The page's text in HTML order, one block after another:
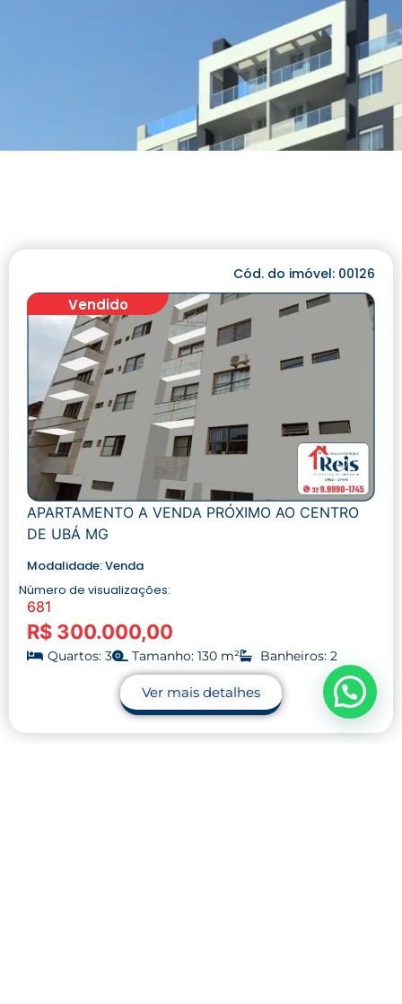
Cód. do imóvel: 00126
Vendido
APARTAMENTO A VENDA PRÓXIMO AO CENTRO
DE UBÁ MG
Modalidade:Venda
Número de visualizações:
681
R$ 300.000,00
Quartos: 3 Tamanho: 130 m² Banheiros: 2
Ver mais detalhes